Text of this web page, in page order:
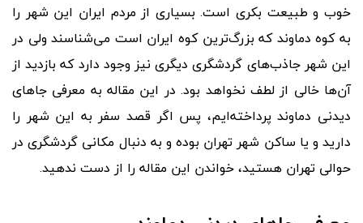
خوب و طبیعت بکری است. بسیاری از مردم ایران این شهر را
به کوه دماوند که بزرگترین کوه ایران است میشناسند ولی در
این شهر جاذبهای گردشگری دیگری نیز وجود دارد که بازدید از
آنها خالی از لطف نخواهد بود. در این مقاله به معرفی جاهای
دیدنی دماوند پرداختهایم، پس اگر قصد سفر به این شهر را
دارید و یا ساکن شهر تهران بوده و به دنبال مکانی گردشگری در
حوالی تهران هستید، خواندن این مقاله را از دست ندهید.